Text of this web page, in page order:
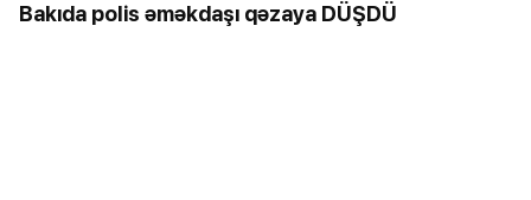
Bakıda polis əməkdaşı qəzaya DÜŞDÜ